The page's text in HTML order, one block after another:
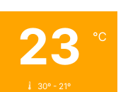
23 ℃
30º - 21º